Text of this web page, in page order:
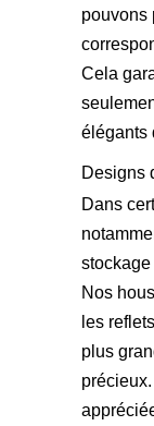
pouvons
Cela
élégants
Designs
Dans
Nos
les
plus